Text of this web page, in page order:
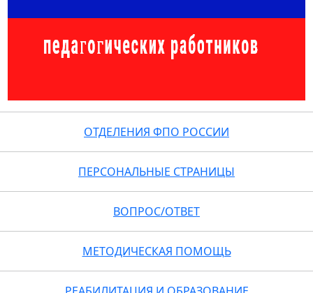
ОТДЕЛЕНИЯ ФПО РОССИИ
ПЕРСОНАЛЬНЫЕ СТРАНИЦЫ
ВОПРОС/ОТВЕТ
МЕТОДИЧЕСКАЯ ПОМОЩЬ